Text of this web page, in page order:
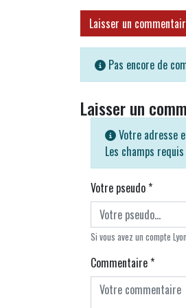
Laisser un
Pas encore de
Laisser un
Votre adresse
Les champs
Votre pseudo*
Si vous avez un compte
Commentaire*